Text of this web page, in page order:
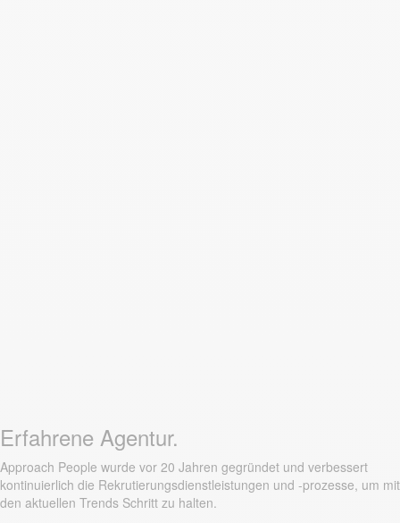
Erfahrene Agentur.
Approach People wurde vor 20 Jahren gegründet und verbessert
kontinuierlich die Rekrutierungsdienstleistungen und -prozesse, um mit
den aktuellen Trends Schritt zu halten.